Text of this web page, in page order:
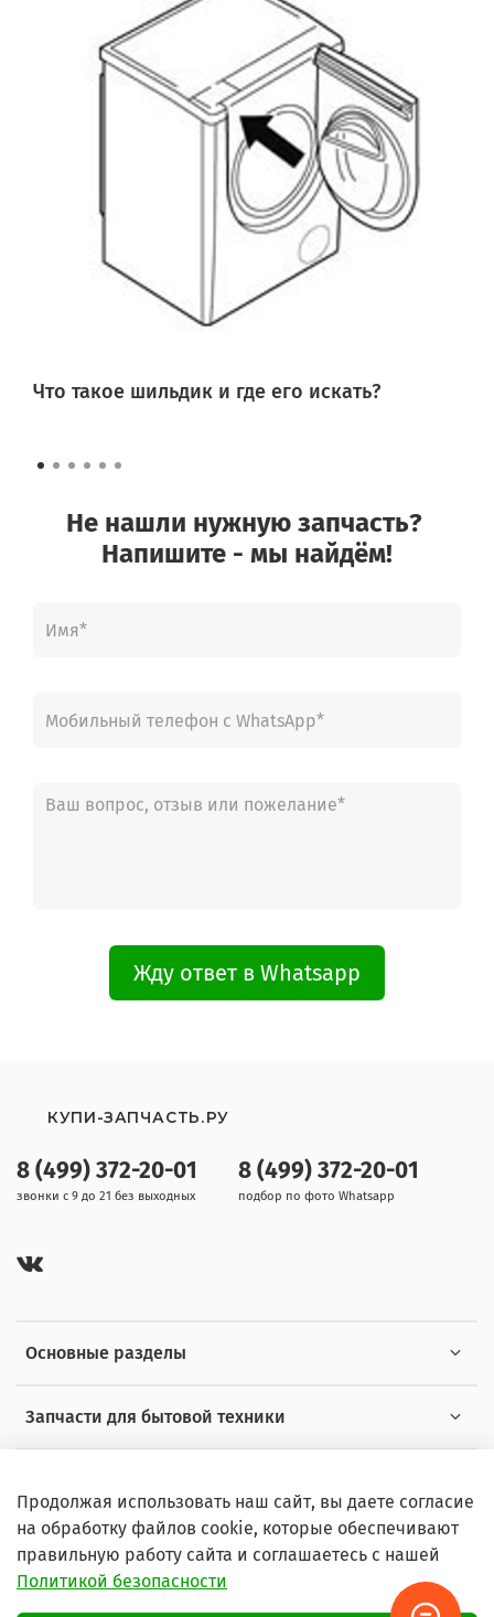
Что такое шильдик и где его искать?
Не нашли нужную запчасть?
Напишите - мы найдём!
Жду ответ в Whatsapp
Основные разделы
Запчасти для бытовой техники
8 (499) 372-20-01
звонки с 9 до 21 без выходных
8 (499) 372-20-01
подбор по фото Whatsapp
КУПИ-ЗАПЧАСТЬ.РУ
© 2026 Любое использование контента без письменного
Продолжая использовать наш сайт, вы даете согласие
на обработку файлов cookie, которые обеспечивают
правильную работу сайта и соглашаетесь с нашей
Политикой безопасности